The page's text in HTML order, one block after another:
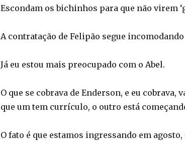
Escondam os bichinhos para que não virem
A contratação de Felipão segue
Já eu estou mais preocupado com o Abel.
O que se cobrava de Enderson, e eu cobrava,
que um tem currículo, o outro está
O fato é que estamos ingressando em